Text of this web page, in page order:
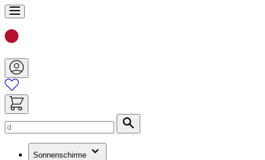
Zum
Inhalt
springen
Sonnenschirme
(hat